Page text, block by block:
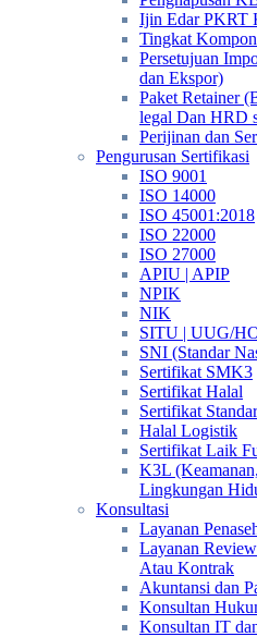
Ijin Edar PKRT
Tingkat
Persetujuan
dan Ekspor)
Paket Retainer
legal Dan HRD
Perijinan dan
Pengurusan Sertifikasi
ISO 9001
ISO 14000
ISO 45001:2018
ISO 22000
ISO 27000
APIU | APIP
NPIK
NIK
SITU | UUG/
SNI (Standar
Sertifikat SMK3
Sertifikat Halal
Sertifikat
Halal Logistik
Sertifikat Laik
K3L
Lingkungan
Konsultasi
Layanan
Layanan
Atau Kontrak
Akuntansi dan
Konsultan
Konsultan IT